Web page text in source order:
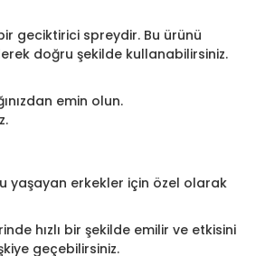
geciktirici spreydir. Bu ürünü
doğru şekilde kullanabilirsiniz.
emin olun.
yaşayan erkekler için özel olarak
hızlı bir şekilde emilir ve etkisini
geçebilirsiniz.